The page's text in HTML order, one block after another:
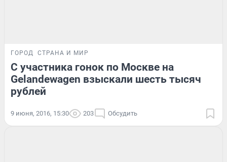
ГОРОД СТРАНА И МИР
С участника гонок по Москве на
Gelandewagen взыскали шесть тысяч
рублей
9 июня, 2016, 15:30 203 Обсудить